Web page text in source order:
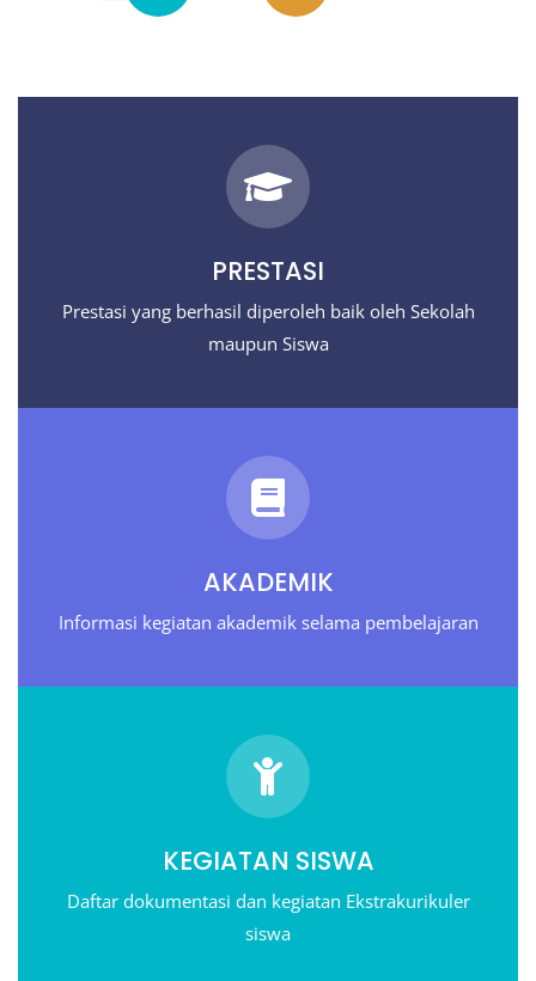
PRESTASI
Prestasi yang berhasil diperoleh baik oleh Sekolah
maupun Siswa
AKADEMIK
Informasi kegiatan akademik selama pembelajaran
KEGIATAN SISWA
Daftar dokumentasi dan kegiatan Ekstrakurikuler
siswa